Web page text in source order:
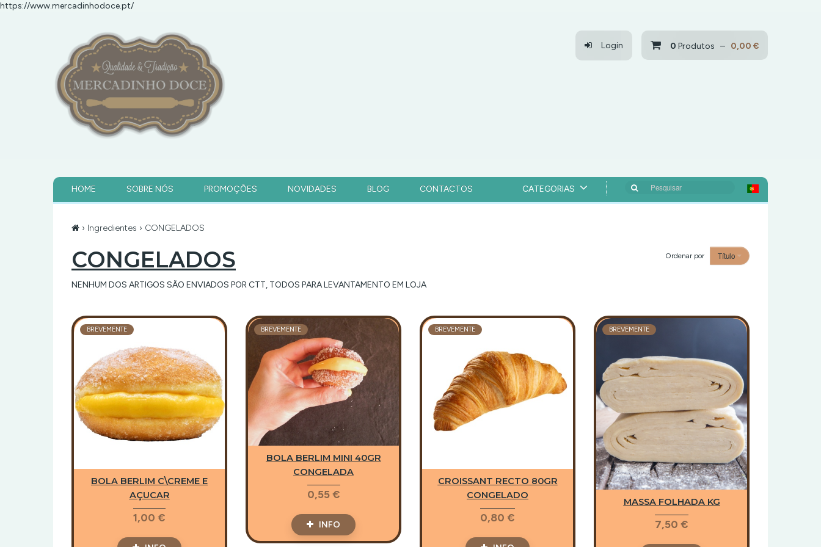
https://www.mercadinhodoce.pt/
0 Produtos – 0,00 €
Login
HOME SOBRE NÓS PROMOÇÕES NOVIDADES BLOG CONTACTOS CATEGORIAS Pesquisar
› Ingredientes › CONGELADOS
CONGELADOS
CONGELADOS
Ordenar por Título
NENHUM DOS ARTIGOS SÃO ENVIADOS POR CTT, TODOS PARA LEVANTAMENTO EM LOJA
BREVEMENTE
BOLA BERLIM C\CREME E
AÇUCAR
1,00 €
BREVEMENTE
BOLA BERLIM MINI 40GR
CONGELADA
0,55 €
INFO
BREVEMENTE
CROISSANT RECTO 80GR
CONGELADO
0,80 €
BREVEMENTE
MASSA FOLHADA KG
7,50 €